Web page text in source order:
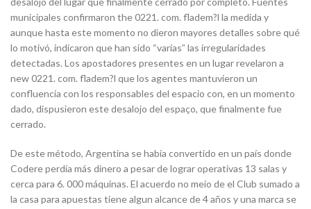
municipales confirmaron the 0221. com. fladem?l la medida y
aunque hasta este momento no dieron mayores detalles sobre qué
lo motivó, indicaron que han sido “varias” las irregularidades
detectadas. Los apostadores presentes en un lugar revelaron a
new 0221. com. fladem?l que los agentes mantuvieron un
confluencia con los responsables del espacio con, en un momento
dado, dispusieron este desalojo del espaço, que finalmente fue
cerrado.
De este método, Argentina se había convertido en un país donde
Codere perdía más dinero a pesar de lograr operativas 13 salas y
cerca para 6. 000 máquinas. El acuerdo no meio de el Club sumado a
la casa para apuestas tiene algun alcance de 4 años y una marca se